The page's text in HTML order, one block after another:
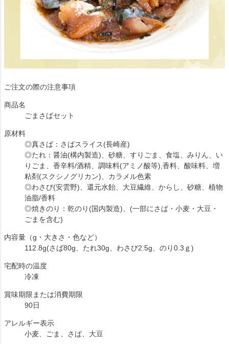
ご注文の際の注意事項
商品名
ごまさばセット
原材料
◎真さば：さばスライス(長崎産)
◎たれ：醤油(構内製造)、砂糖、すりごま、食塩、みりん、い
りごま、香辛料/酒精、調味料(アミノ酸等),香料、酸味料、増
粘剤(スクシノグリカン)、カラメル色素
◎わさび(安雲野)、還元水飴、大豆繊維、からし、砂糖、植物
油脂/香料
◎焼きのり：乾のり(国内製造)、(一部にさば・小麦・大豆・
ごまを含む)
内容量（g・大きさ・色など）
112.8g(さば80g、たれ30g、わさび2.5g、のり0.3ｇ)
宅配時の温度
冷凍
賞味期限または消費期限
90日
アレルギー表示
小麦、ごま、さば、大豆